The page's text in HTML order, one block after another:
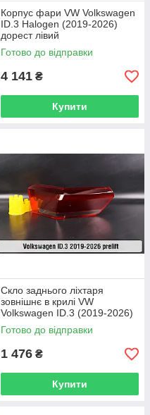
Корпус фари VW Volkswagen
ID.3 Halogen (2019-2026)
дорест лівий
Готово до відправки
4 141 ₴
Купити
Скло заднього ліхтаря
зовнішнє в крилі VW
Volkswagen ID.3 (2019-2026)
дорест ліве
Готово до відправки
1 476 ₴
Купити